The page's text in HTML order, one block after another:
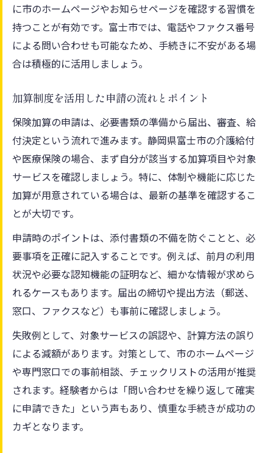
に市のホームページやお知らせページを確認する習慣を
持つことが有効です。富士市では、電話やファクス番号
による問い合わせも可能なため、手続きに不安がある場
合は積極的に活用しましょう。
加算制度を活用した申請の流れとポイント
保険加算の申請は、必要書類の準備から届出、審査、給
付決定という流れで進みます。静岡県富士市の介護給付
や医療保険の場合、まず自分が該当する加算項目や対象
サービスを確認しましょう。特に、体制や機能に応じた
加算が用意されている場合は、最新の基準を確認するこ
とが大切です。
申請時のポイントは、添付書類の不備を防ぐことと、必
要事項を正確に記入することです。例えば、前月の利用
状況や必要な認知機能の証明など、細かな情報が求めら
れるケースもあります。届出の締切や提出方法（郵送、
窓口、ファクスなど）も事前に確認しましょう。
失敗例として、対象サービスの誤認や、計算方法の誤り
による減額があります。対策として、市のホームページ
や専門窓口での事前相談、チェックリストの活用が推奨
されます。経験者からは「問い合わせを繰り返して確実
に申請できた」という声もあり、慎重な手続きが成功の
カギとなります。